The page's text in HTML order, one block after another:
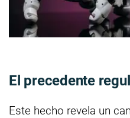
El precedente
Este hecho revela un